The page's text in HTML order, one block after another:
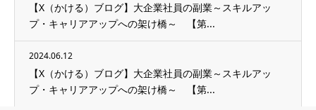
【X（かける）ブログ】大企業社員の副業～スキルアッ
プ・キャリアアップへの架け橋～ 【第...
2024.06.12
【X（かける）ブログ】大企業社員の副業～スキルアッ
プ・キャリアアップへの架け橋～ 【第...